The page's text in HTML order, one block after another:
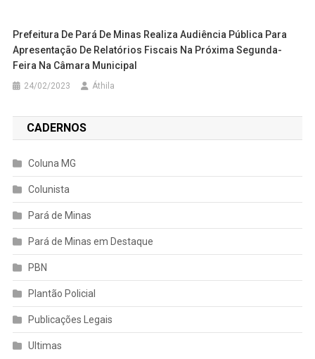
Prefeitura De Pará De Minas Realiza Audiência Pública Para
Apresentação De Relatórios Fiscais Na Próxima Segunda-
Feira Na Câmara Municipal
24/02/2023 Áthila
CADERNOS
Coluna MG
Colunista
Pará de Minas
Pará de Minas em Destaque
PBN
Plantão Policial
Publicações Legais
Ultimas